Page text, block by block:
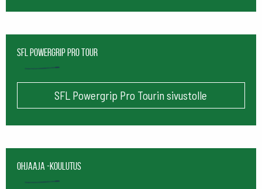
SFL Powergrip Pro Tour
SFL Powergrip Pro Tourin sivustolle
Ohjaaja -koulutus